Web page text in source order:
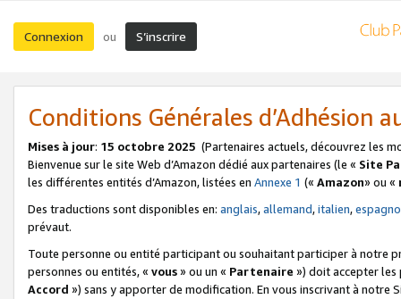
Connexion ou S’inscrire
Conditions Générales d’Adhésion
Mises à jour: 15 octobre 2025 (Partenaires actuels, découvrez les
Bienvenue sur le site Web d’Amazon dédié aux partenaires (le « Site
les différentes entités d’Amazon, listées en Annexe 1 (« Amazon» ou «
Des traductions sont disponibles en: anglais,allemand,italien,
prévaut.
Toute personne ou entité participant ou souhaitant participer à notre
personnes ou entités, « vous» ou un « Partenaire ») doit accepter les
Accord ») sans y apporter de modification. En vous inscrivant à notre